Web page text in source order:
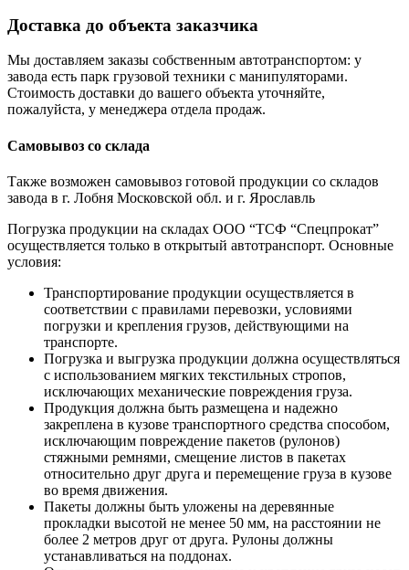
Доставка до объекта заказчика
Мы доставляем заказы собственным автотранспортом: у
завода есть парк грузовой техники с манипуляторами.
Стоимость доставки до вашего объекта уточняйте,
пожалуйста, у менеджера отдела продаж.
Самовывоз со склада
Также возможен самовывоз готовой продукции со складов
завода в г. Лобня Московской обл. и г. Ярославль
Погрузка продукции на складах ООО “ТСФ “Спецпрокат”
осуществляется только в открытый автотранспорт. Основные
условия:
Транспортирование продукции осуществляется в
соответствии с правилами перевозки, условиями
погрузки и крепления грузов, действующими на
транспорте.
Погрузка и выгрузка продукции должна осуществляться
с использованием мягких текстильных стропов,
исключающих механические повреждения груза.
Продукция должна быть размещена и надежно
закреплена в кузове транспортного средства способом,
исключающим повреждение пакетов (рулонов)
стяжными ремнями, смещение листов в пакетах
относительно друг друга и перемещение груза в кузове
во время движения.
Пакеты должны быть уложены на деревянные
прокладки высотой не менее 50 мм, на расстоянии не
более 2 метров друг от друга. Рулоны должны
устанавливаться на поддонах.